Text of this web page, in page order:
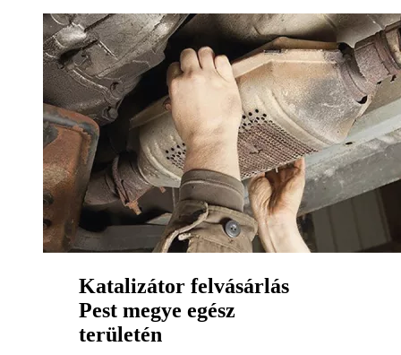
Katalizátor felvásárlás
Pest megye egész
területén